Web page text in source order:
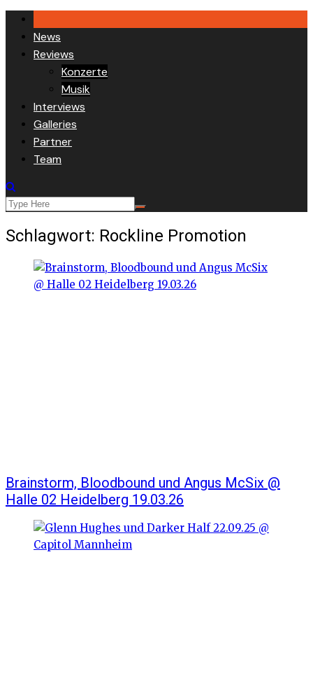
Skip
content
News
Reviews
Konzerte
Musik
Interviews
Galleries
Partner
Team
Schlagwort: Rockline Promotion
Brainstorm, Bloodbound und Angus McSix @
Halle 02 Heidelberg 19.03.26